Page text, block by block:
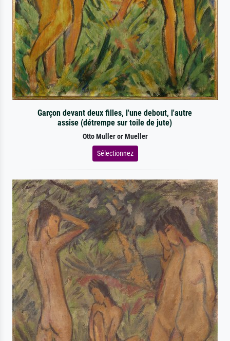
Garçon devant deux filles, l'une debout, l'autre
assise (détrempe sur toile de jute)
Otto Muller or Mueller
Sélectionnez